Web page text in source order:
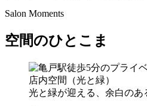
Salon Moments
空間のひとこま
光と緑が迎える、余白のあ